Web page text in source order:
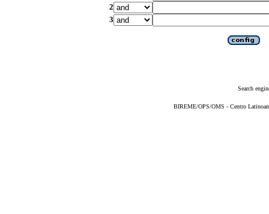
2
3
Search
BIREME/OPS/OMS - Centro